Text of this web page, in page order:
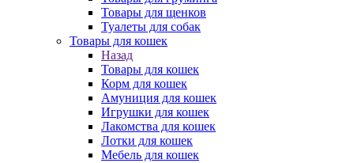
Товары для щенков
Туалеты для собак
Товары для кошек
Назад
Товары для кошек
Корм для кошек
Амуниция для кошек
Игрушки для кошек
Лакомства для кошек
Лотки для кошек
Мебель для кошек